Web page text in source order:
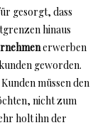
gesorgt, dass
hinaus
erwerben
geworden.
müssen den
nicht zum
holt ihn der